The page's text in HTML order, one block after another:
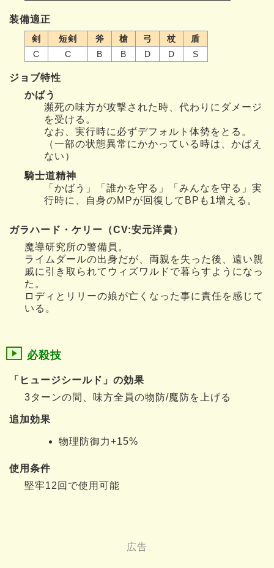
装備適正
剣 短剣 斧 槍 弓 杖
盾
C
C B B D D S
ジョブ特性
かばう
瀕死の味方が攻撃された時、代わりにダメージ
を受ける。
なお、実行時に必ずデフォルト体勢をとる。
（一部の状態異常にかかっている時は、かばえ
ない）
騎士道精神
「かばう」「誰かを守る」「みんなを守る」実
行時に、自身のMPが回復してBPも1増える。
ガラハード・ケリー（CV:安元洋貴）
魔導研究所の警備員。
ライムダールの出身だが、両親を失った後、遠い親
戚に引き取られてウィズワルドで暮らすようになっ
た。
ロディとリリーの娘が亡くなった事に責任を感じて
いる。
必殺技
「ヒュージシールド」の効果
3ターンの間、味方全員の物防/魔防を上げる
追加効果
物理防御力+15%
使用条件
堅牢12回で使用可能